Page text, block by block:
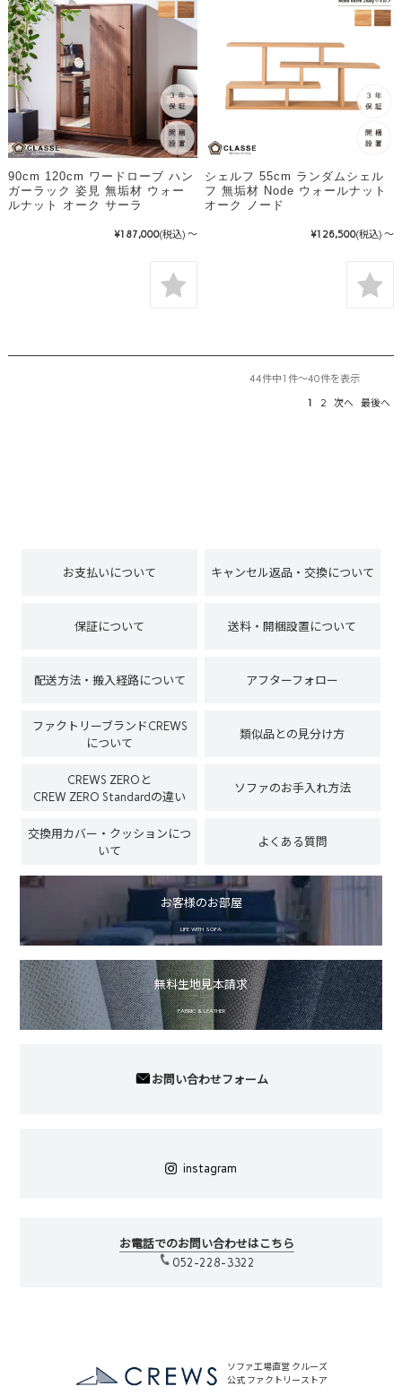
90cm 120cm ワードローブ ハン
ガーラック 姿見 無垢材 ウォー
ルナット オーク サーラ
¥187,000(税込) ～
シェルフ 55cm ランダムシェル
フ 無垢材 Node ウォールナット
オーク ノード
¥126,500(税込) ～
44件中1件～40件を表示
1 2 次へ 最後へ
お支払いについて キャンセル返品・交換について
保証について 送料・開梱設置について
配送方法・搬入経路について アフターフォロー
ファクトリーブランドCREWS
について
類似品との見分け方
CREWS ZEROと
CREW ZERO Standardの違い
ソファのお手入れ方法
交換用カバー・クッションにつ
いて
よくある質問
お客様のお部屋
LIFE WITH SOFA
無料生地見本請求
FABRIC & LEATHER
お問い合わせフォーム
instagram
ソファ工場直営 クルーズ
公式 ファクトリーストア
お電話でのお問い合わせはこちら
052-228-3322